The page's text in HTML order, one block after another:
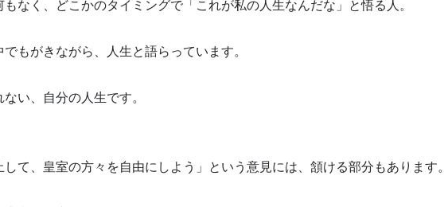
なく、どこかのタイミングで「これが私の人生なんだな」と悟る人。
もがきながら、人生と語らっています。
い、自分の人生です。
して、皇室の方々を自由にしよう」という意見には、頷ける部分もあります。